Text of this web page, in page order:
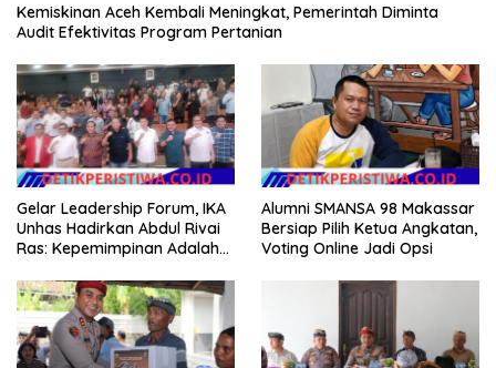
Kemiskinan Aceh Kembali Meningkat, Pemerintah Diminta
Audit Efektivitas Program Pertanian
Gelar Leadership Forum, IKA
Unhas Hadirkan Abdul Rivai
Ras: Kepemimpinan Adalah
Alumni SMANSA 98 Makassar
Bersiap Pilih Ketua Angkatan,
Voting Online Jadi Opsi